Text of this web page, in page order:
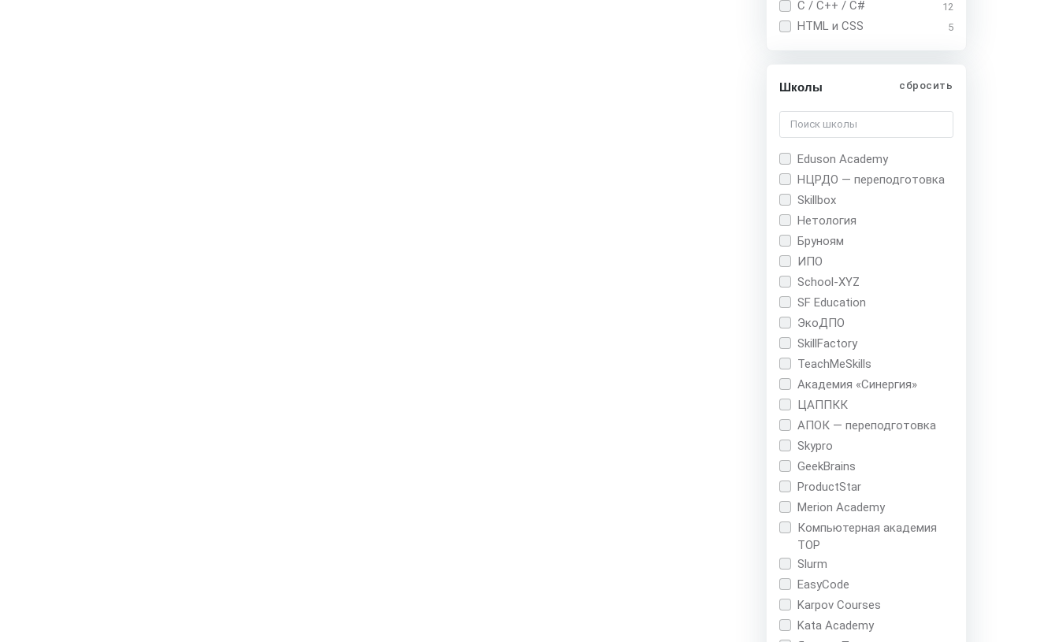
C / C++ / C# 12
HTML и CSS 5
Школы сбросить
Eduson Academy
НЦРДО — переподготовка
Skillbox
Нетология
Бруноям
ИПО
School-XYZ
SF Education
ЭкоДПО
SkillFactory
TeachMeSkills
Академия «Синергия»
ЦАППКК
АПОК — переподготовка
Skypro
GeekBrains
ProductStar
Merion Academy
Компьютерная академия
TOP
Slurm
EasyCode
Karpov Courses
Kata Academy